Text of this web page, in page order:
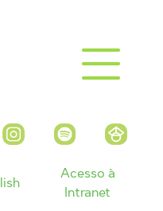
Acesso à
Intranet